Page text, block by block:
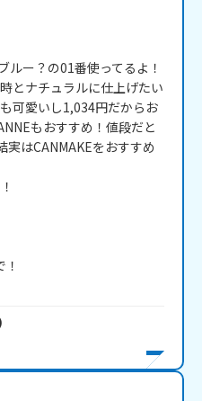
ルー？の01番使ってるよ！
とナチュラルに仕上げたい
可愛いし1,034円だからお
もおすすめ！値段だと
実はCANMAKEをおすすめ